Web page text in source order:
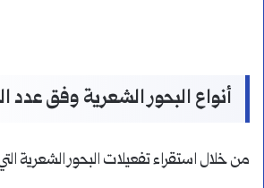
أنواع البحور الشعرية وفق عدد
من خلال استقراء تفعيلات البحور الشعرية